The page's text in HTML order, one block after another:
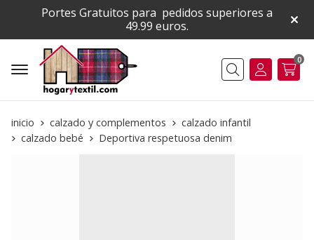
Portes Gratuitos para pedidos superiores a
49.99 euros.
Buscar
0
inicio calzado y complementos
calzado infantil
calzado bebé
Deportiva respetuosa denim